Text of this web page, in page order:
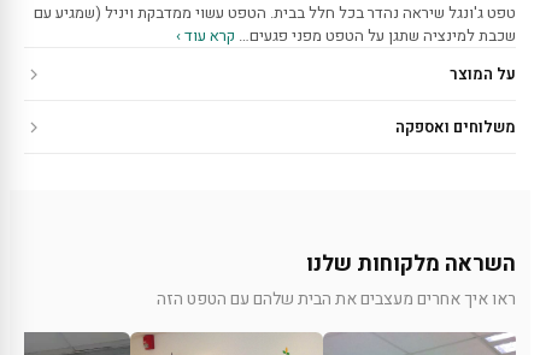
טפט ג'ונגל שיראה נהדר בכל חלל בבית. הטפט עשוי ממדבקת ויניל (שמגיע עם
שכבת למינציה שתגן על הטפט מפני פגעים… קרא עוד ›
על המוצר
משלוחים ואספקה
השראה מלקוחות שלנו
ראו איך אחרים מעצבים את הבית שלהם עם הטפט הזה